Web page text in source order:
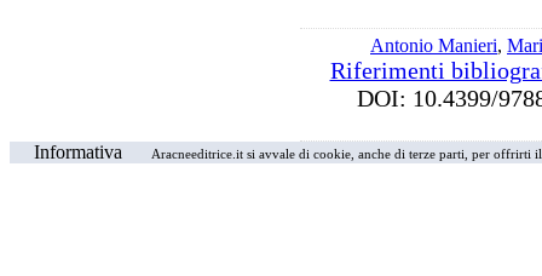
Antonio Manieri,
Riferimenti
DOI: 10.4399/
Informativa Aracneeditrice.it si avvale di cookie, anche di terze parti, per